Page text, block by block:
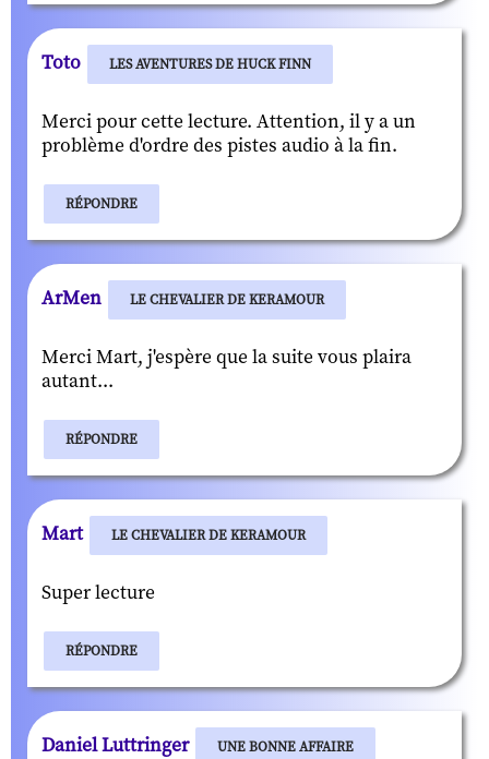
Toto LES AVENTURES DE HUCK FINN
Merci pour cette lecture. Attention, il y a un
problème d'ordre des pistes audio à la fin.
RÉPONDRE
ArMen LE CHEVALIER DE KERAMOUR
Merci Mart, j'espère que la suite vous plaira
autant...
RÉPONDRE
Mart LE CHEVALIER DE KERAMOUR
Super lecture
RÉPONDRE
Daniel Luttringer UNE BONNE AFFAIRE